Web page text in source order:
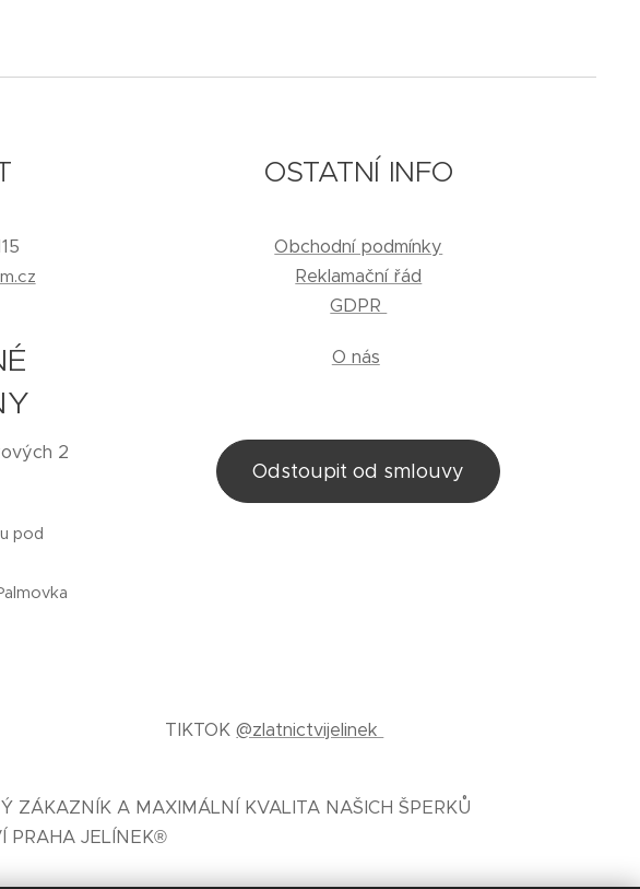
2
pod
OSTATNÍ INFO
Obchodní podmínky
Reklamační řád
GDPR
O nás
Odstoupit od smlouvy
TIKTOK@zlatnictvijelinek
ZÁKAZNÍK A MAXIMÁLNÍ KVALITA NAŠICH ŠPERKŮ
PRAHA JELÍNEK®